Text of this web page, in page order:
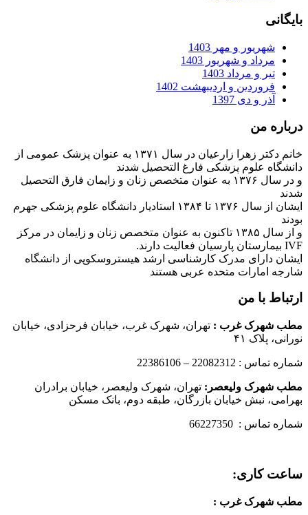
بایگانی
شهریور و مهر 1403
مرداد و شهریور 1403
تیر و مرداد 1403
فروردین و اردیبهشت 1402
آذر و دی 1397
درباره من
خانم دکتر زهرا زارعیان در سال ۱۳۷۱ به عنوان پزشک عمومی از
دانشگاه علوم پزشکی فارغ التحصیل شدند
و در سال ۱۳۷۶ به عنوان متخصص زنان و زایمان فارق التحصیل
شدند
ایشان از سال ۱۳۷۶ تا ۱۳۸۴ استادیار دانشگاه علوم پزشکی جهرم
بودند
و از سال ۱۳۸۵ تاکنون به عنوان متخصص زنان و زایمان در مرکز
IVF بیمارستان پارسیان فعالیت دارند.
ایشان دارای مدرک کارشناسی ارشد هیستروسکوپی از دانشگاه
شارجه امارات متحده عربی هستند
ارتباط با من
مطب شهرک غرب : تهران، شهرک غرب، خیابان فرحزادی، خیابان
نورانی، پلاک ۴۱
شماره تماس : 22082312 – 22386106
مطب شهرک ولیعصر: تهران، شهرک ولیعصر، خیابان برادران
بهرامی، نبش خیابان بازرگان، طبقه دوم، بانک مسکن
شماره تماس : 66227350
ساعت کاری:
مطب شهرک غرب :